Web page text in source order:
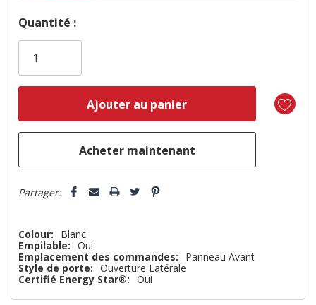
Dépêchez-
vous!
plus
Quantité :
Partager:
Colour:
Blanc
Empilable: Oui
Emplacement des commandes:
Panneau Avant
Style de porte: Ouverture Latérale
Certifié Energy Star®: Oui